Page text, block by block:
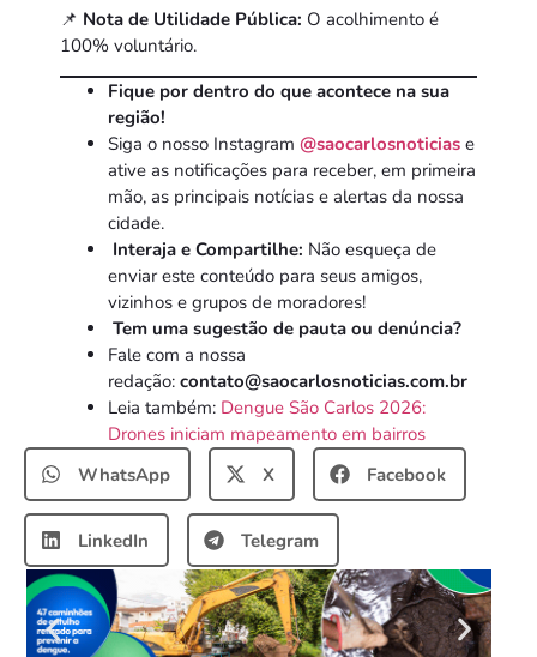
📌 Nota de Utilidade Pública: O acolhimento é
100% voluntário.
Fique por dentro do que acontece na sua
região!
Siga o nosso Instagram @saocarlosnoticias e
ative as notificações para receber, em primeira
mão, as principais notícias e alertas da nossa
cidade.
Interaja e Compartilhe: Não esqueça de
enviar este conteúdo para seus amigos,
vizinhos e grupos de moradores!
Tem uma sugestão de pauta ou denúncia?
Fale com a nossa
redação: contato@saocarlosnoticias.com.br
Leia também: Dengue São Carlos 2026:
Drones iniciam mapeamento em bairros
WhatsApp
X Facebook
LinkedIn Telegram